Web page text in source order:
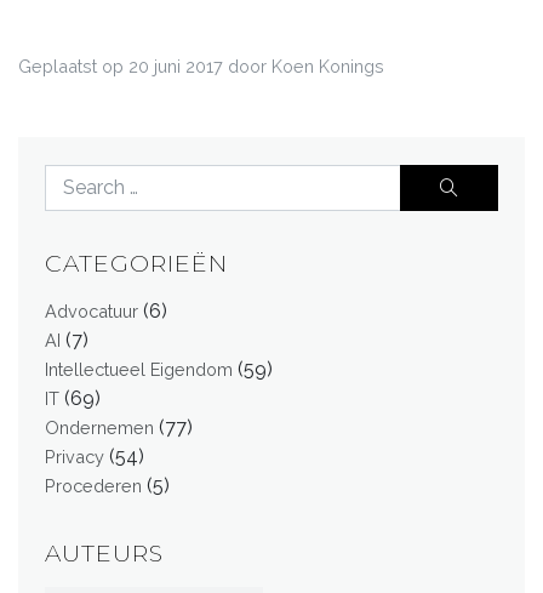
Geplaatst op 20 juni 2017 door Koen Konings
CATEGORIEËN
Advocatuur (6)
AI (7)
Intellectueel Eigendom (59)
IT (69)
Ondernemen (77)
Privacy (54)
Procederen (5)
AUTEURS